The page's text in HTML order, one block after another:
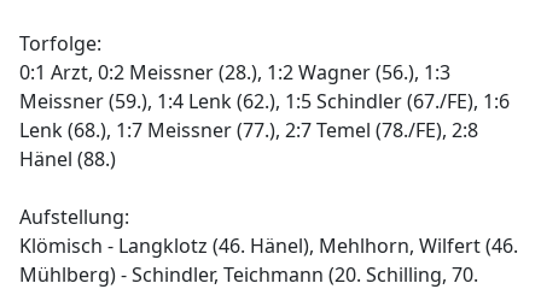
Torfolge:
0:1 Arzt, 0:2 Meissner (28.), 1:2 Wagner (56.), 1:3
Meissner (59.), 1:4 Lenk (62.), 1:5 Schindler (67./FE), 1:6
Lenk (68.), 1:7 Meissner (77.), 2:7 Temel (78./FE), 2:8
Hänel (88.)
Aufstellung:
Klömisch - Langklotz (46. Hänel), Mehlhorn, Wilfert (46.
Mühlberg) - Schindler, Teichmann (20. Schilling, 70.